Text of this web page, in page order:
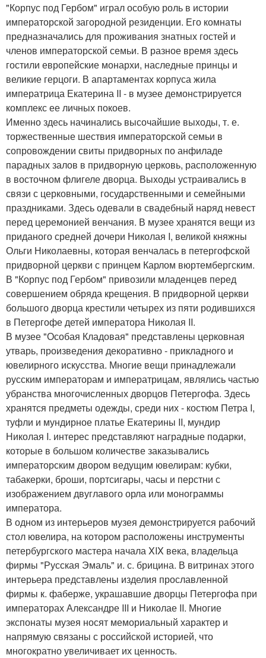
"Корпус под Гербом" играл особую роль в истории
императорской загородной резиденции. Его комнаты
предназначались для проживания знатных гостей и
членов императорской семьи. В разное время здесь
гостили европейские монархи, наследные принцы и
великие герцоги. В апартаментах корпуса жила
императрица Екатерина II - в музее демонстрируется
комплекс ее личных покоев.
Именно здесь начинались высочайшие выходы, т. е.
торжественные шествия императорской семьи в
сопровождении свиты придворных по анфиладе
парадных залов в придворную церковь, расположенную
в восточном флигеле дворца. Выходы устраивались в
связи с церковными, государственными и семейными
праздниками. Здесь одевали в свадебный наряд невест
перед церемонией венчания. В музее хранятся вещи из
приданого средней дочери Николая I, великой княжны
Ольги Николаевны, которая венчалась в петергофской
придворной церкви с принцем Карлом вюртембергским.
В "Корпус под Гербом" привозили младенцев перед
совершением обряда крещения. В придворной церкви
большого дворца крестили четырех из пяти родившихся
в Петергофе детей императора Николая II.
В музее "Особая Кладовая" представлены церковная
утварь, произведения декоративно - прикладного и
ювелирного искусства. Многие вещи принадлежали
русским императорам и императрицам, являлись частью
убранства многочисленных дворцов Петергофа. Здесь
хранятся предметы одежды, среди них - костюм Петра I,
туфли и мундирное платье Екатерины II, мундир
Николая I. интерес представляют наградные подарки,
которые в большом количестве заказывались
императорским двором ведущим ювелирам: кубки,
табакерки, броши, портсигары, часы и перстни с
изображением двуглавого орла или монограммы
императора.
В одном из интерьеров музея демонстрируется рабочий
стол ювелира, на котором расположены инструменты
петербургского мастера начала XIX века, владельца
фирмы "Русская Эмаль" и. с. брицина. В витринах этого
интерьера представлены изделия прославленной
фирмы к. фаберже, украшавшие дворцы Петергофа при
императорах Александре III и Николае II. Многие
экспонаты музея носят мемориальный характер и
напрямую связаны с российской историей, что
многократно увеличивает их ценность.